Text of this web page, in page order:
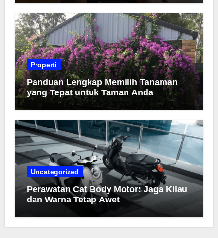
Properti
Panduan Lengkap Memilih Tanaman
yang Tepat untuk Taman Anda
Uncategorized
Perawatan Cat Body Motor: Jaga Kilau
dan Warna Tetap Awet